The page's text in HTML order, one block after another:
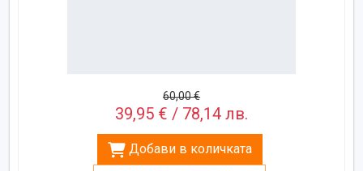
60,00 €
39,95 € / 78,14 лв.
Добави в количката